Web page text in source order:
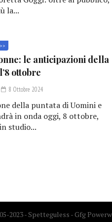
la...
le anticipazioni della
ottobre
8 Ottobre 2024
della puntata di Uomini e
in onda oggi, 8 ottobre,
studio...
2023 - Spetteguless - Gfg